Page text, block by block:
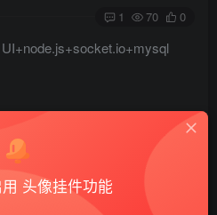
1 70 0
头像挂件功能